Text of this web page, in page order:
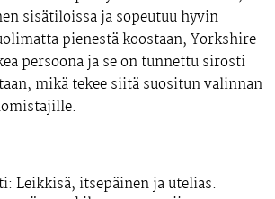
sisätiloissa ja sopeutuu hyvin
pienestä koostaan, Yorkshire
persoona ja se on tunnettu sirosti
mikä tekee siitä suositun valinnan
Leikkisä, itsepäinen ja utelias.